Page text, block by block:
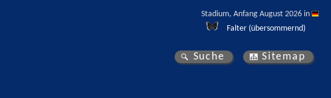
Stadium, Anfang August 2026 in
Falter (übersommernd)
Suche Sitemap